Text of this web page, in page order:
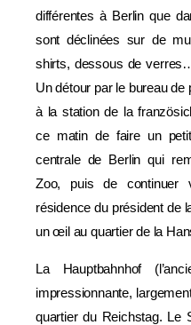
différentes à Berlin que
sont déclinées sur de
shirts, dessous de
Un détour par le bureau
à la station de la
ce matin de faire un
centrale de Berlin qui
Zoo, puis de continuer
résidence du président de
un œil au quartier de la
La Hauptbahnhof
impressionnante,
quartier du Reichstag. Le